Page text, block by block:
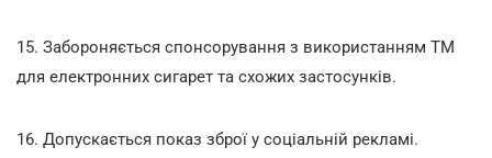
15. Забороняється спонсорування з використанням ТМ
для електронних сигарет та схожих застосунків.
16. Допускається показ зброї у соціальній рекламі.